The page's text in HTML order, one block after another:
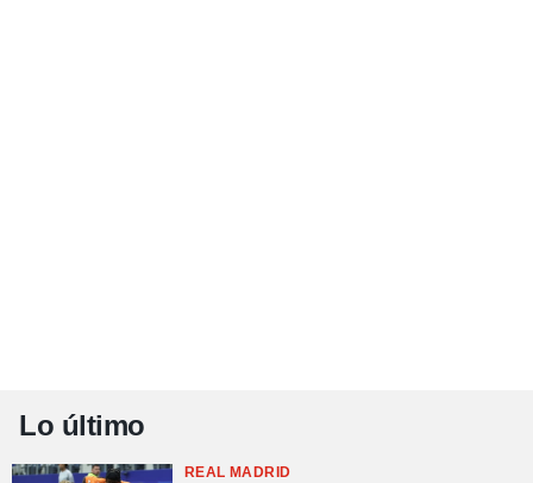
Lo último
REAL MADRID